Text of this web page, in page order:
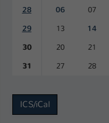
28
06 07
29
13 14
30 20 21
31 27 28
ICS/iCal
Laufzeit 1 Woche
eines